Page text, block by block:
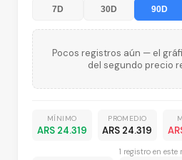
7D 30D 90D
Pocos registros aún — el
del segundo precio
MÍNIMO
ARS 24.319
PROMEDIO
ARS 24.319
1 registro en este